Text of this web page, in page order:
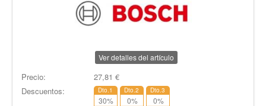
Ver detalles del artículo
Precio: 27,81 €
Descuentos:
Dto.1
30%
Dto.2
0%
Dto.3
0%